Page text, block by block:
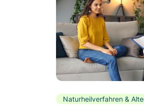
Naturheilverfahren &